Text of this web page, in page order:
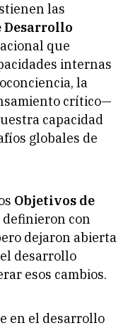
las
Desarrollo
que
internas
la
crítico—
capacidad
globales de
Objetivos de
definieron con
dejaron abierta
desarrollo
esos cambios.
en el desarrollo